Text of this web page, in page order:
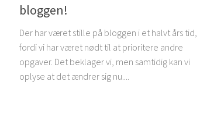
bloggen!
Der har været stille på bloggen i et halvt års tid,
fordi vi har været nødt til at prioritere andre
opgaver. Det beklager vi, men samtidig kan vi
oplyse at det ændrer sig nu....